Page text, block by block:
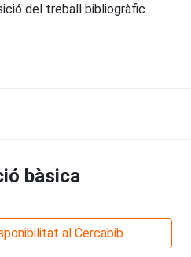
del treball bibliogràfic.
bàsica
al Cercabib